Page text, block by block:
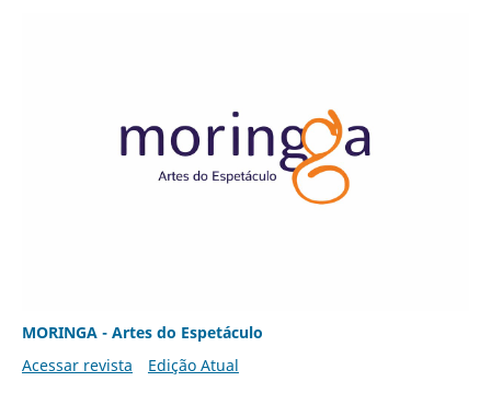
MORINGA - Artes do Espetáculo
Acessar revista
Edição Atual